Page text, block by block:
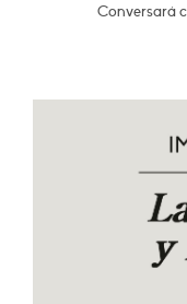
Conversará